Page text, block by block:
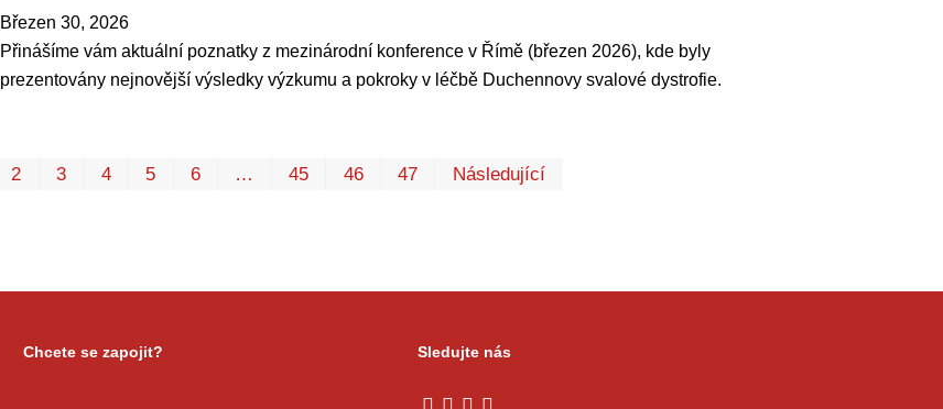
Březen 30, 2026
Přinášíme vám aktuální poznatky z mezinárodní konference v Římě (březen 2026), kde byly
prezentovány nejnovější výsledky výzkumu a pokroky v léčbě Duchennovy svalové dystrofie.
2 3 4 5 6 … 45 46 47 Následující
Chcete se zapojit? Sledujte nás